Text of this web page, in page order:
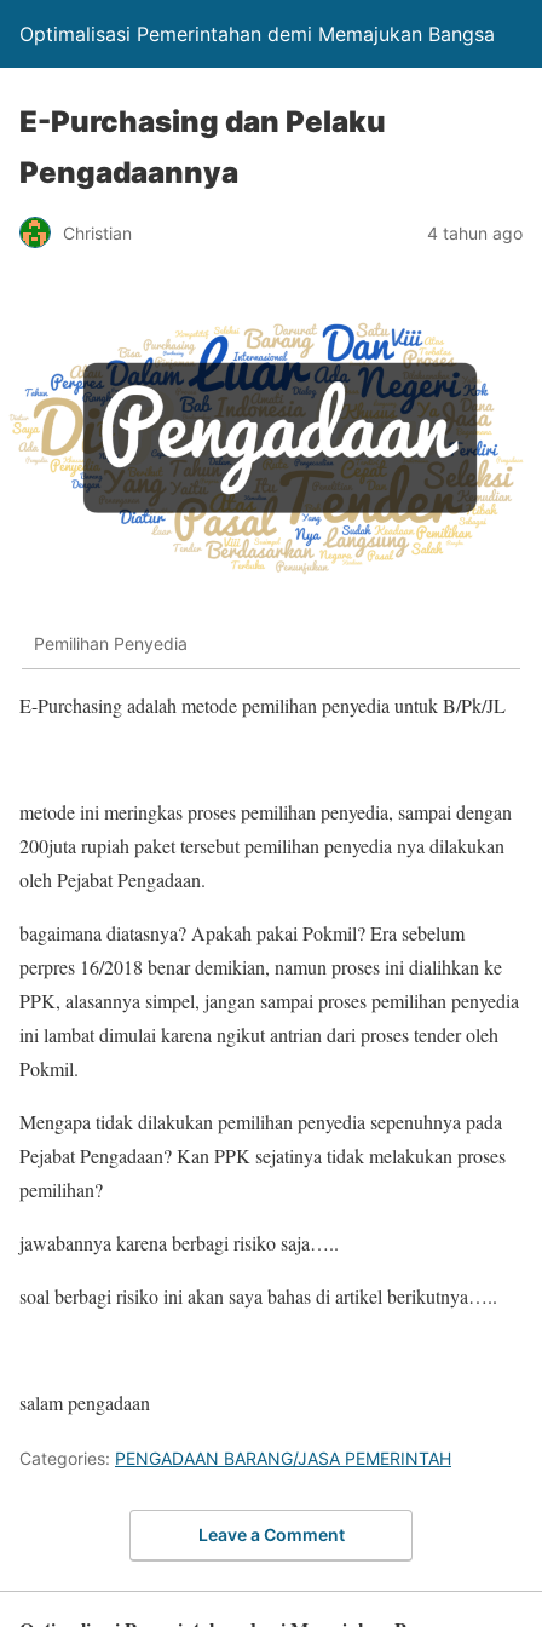
Optimalisasi Pemerintahan demi Memajukan Bangsa
E-Purchasing dan Pelaku
Pengadaannya
Christian 4 tahun ago
Pemilihan Penyedia
E-Purchasing adalah metode pemilihan penyedia untuk B/Pk/JL
metode ini meringkas proses pemilihan penyedia, sampai dengan
200juta rupiah paket tersebut pemilihan penyedia nya dilakukan
oleh Pejabat Pengadaan.
bagaimana diatasnya? Apakah pakai Pokmil? Era sebelum
perpres 16/2018 benar demikian, namun proses ini dialihkan ke
PPK, alasannya simpel, jangan sampai proses pemilihan penyedia
ini lambat dimulai karena ngikut antrian dari proses tender oleh
Pokmil.
Mengapa tidak dilakukan pemilihan penyedia sepenuhnya pada
Pejabat Pengadaan? Kan PPK sejatinya tidak melakukan proses
pemilihan?
jawabannya karena berbagi risiko saja…..
soal berbagi risiko ini akan saya bahas di artikel berikutnya…..
salam pengadaan
Categories: PENGADAAN BARANG/JASA PEMERINTAH
Leave a Comment